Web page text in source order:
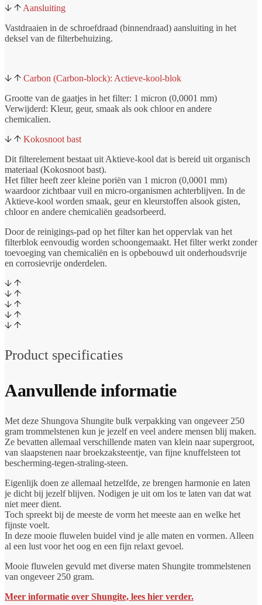
Aansluiting
Vastdraaien in de schroefdraad (binnendraad) aansluiting in het
deksel van de filterbehuizing.
Carbon (Carbon-block): Actieve-kool-blok
Grootte van de gaatjes in het filter: 1 micron (0,0001 mm)
Verwijderd: Kleur, geur, smaak als ook chloor en andere
chemicalien.
Kokosnoot bast
Dit filterelement bestaat uit Aktieve-kool dat is bereid uit organisch
materiaal (Kokosnoot bast).
Het filter heeft zeer kleine poriën van 1 micron (0,0001 mm)
waardoor zichtbaar vuil en micro-organismen achterblijven. In de
Aktieve-kool worden smaak, geur en kleurstoffen alsook gisten,
chloor en andere chemicaliën geadsorbeerd.
Door de reinigings-pad op het filter kan het oppervlak van het
filterblok eenvoudig worden schoongemaakt. Het filter werkt zonder
toevoeging van chemicaliën en is opbebouwd uit onderhoudsvrije
en corrosievrije onderdelen.
Product specificaties
Aanvullende informatie
Met deze Shungova Shungite bulk verpakking van ongeveer 250
gram trommelstenen kun je jezelf en veel andere mensen blij maken.
Ze bevatten allemaal verschillende maten van klein naar supergroot,
van slaapstenen naar broekzaksteentje, van fijne knuffelsteen tot
bescherming-tegen-straling-steen.
Eigenlijk doen ze allemaal hetzelfde, ze brengen harmonie en laten
je dicht bij jezelf blijven. Nodigen je uit om los te laten van dat wat
niet meer dient.
Toch spreekt bij de meeste de vorm het meeste aan en welke het
fijnste voelt.
In deze mooie fluwelen buidel vind je alle maten en vormen. Alleen
al een lust voor het oog en een fijn relaxt gevoel.
Mooie fluwelen gevuld met diverse maten Shungite trommelstenen
van ongeveer 250 gram.
Meer informatie over Shungite, lees hier verder.